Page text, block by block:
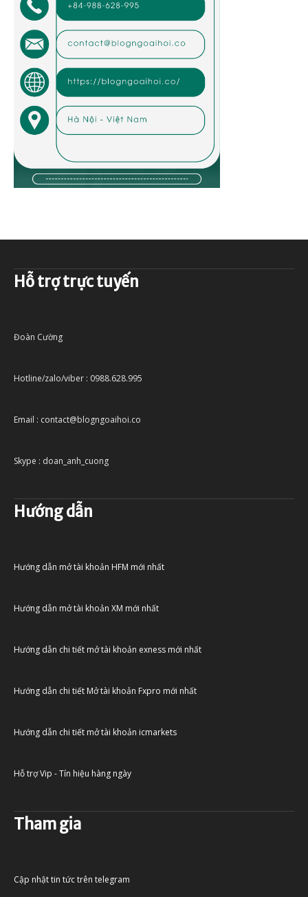
Hỗ trợ trực tuyến
Đoàn Cường
Hotline/zalo/viber : 0988.628.995
Email : contact@blogngoaihoi.co
Skype : doan_anh_cuong
Hướng dẫn
Hướng dẫn mở tài khoản HFM mới nhất
Hướng dẫn mở tài khoản XM mới nhất
Hướng dẫn chi tiết mở tài khoản exness mới nhất
Hướng dẫn chi tiết Mở tài khoản Fxpro mới nhất
Hướng dẫn chi tiết mở tài khoản icmarkets
Hỗ trợ Vip - Tín hiệu hàng ngày
Tham gia
Cập nhật tin tức trên telegram